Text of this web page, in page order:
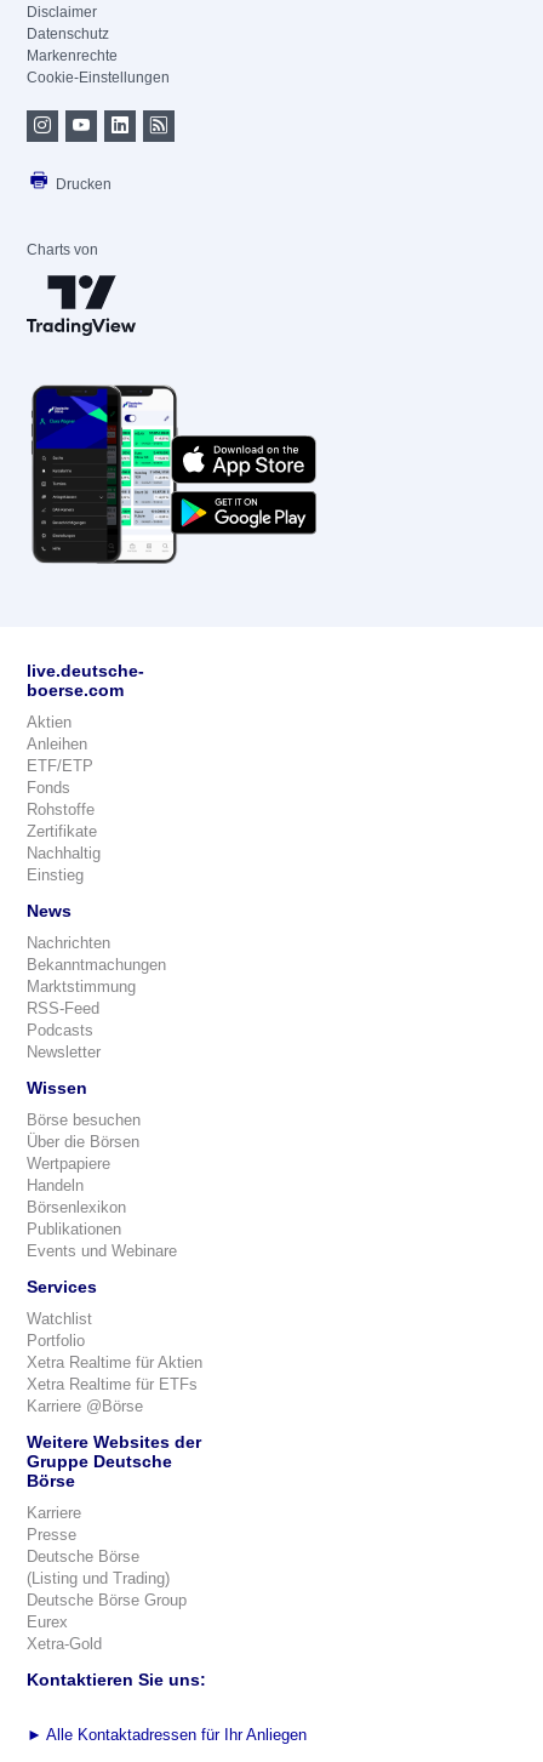
Disclaimer
Datenschutz
Markenrechte
Cookie-Einstellungen
Drucken
Charts von
live.deutsche-
boerse.com
Aktien
Anleihen
ETF/ETP
Fonds
Rohstoffe
Zertifikate
Nachhaltig
Einstieg
News
Nachrichten
Bekanntmachungen
Marktstimmung
RSS-Feed
Podcasts
Newsletter
Wissen
Börse besuchen
Über die Börsen
Wertpapiere
Handeln
Börsenlexikon
Publikationen
Events und Webinare
Services
Watchlist
Portfolio
Xetra Realtime für Aktien
Xetra Realtime für ETFs
Karriere @Börse
Weitere Websites der
Gruppe Deutsche
Börse
Karriere
Presse
Deutsche Börse
(Listing und Trading)
Deutsche Börse Group
Eurex
Xetra-Gold
Kontaktieren Sie uns:
► Alle Kontaktadressen für Ihr Anliegen